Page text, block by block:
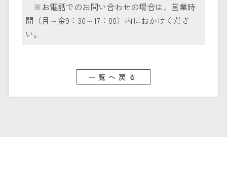
※お電話でのお問い合わせの場合は、営業時
間（月～金9：30～17：00）内におかけくださ
い。
一覧へ戻る